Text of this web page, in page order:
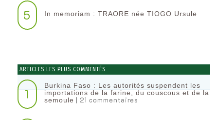
5 In memoriam : TRAORE née TIOGO Ursule
ARTICLES LES PLUS COMMENTÉS
1
Burkina Faso : Les autorités suspendent les
importations de la farine, du couscous et de la
semoule | 21 commentaires